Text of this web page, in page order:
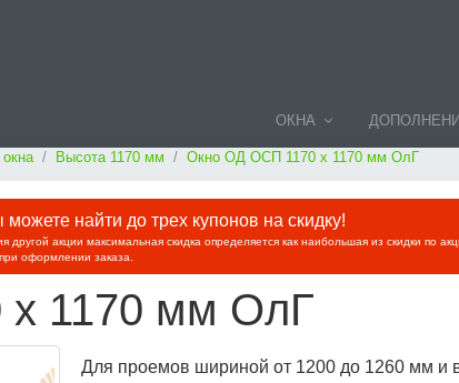
ОКНА
Высота 1170 мм Окно ОД ОСП 1170 х 1170 мм ОлГ
найти до трех купонов на скидку!
другой акции максимальная скидка определяется как наибольшая из скидки по
оформлении заказа.
1170 мм ОлГ
Для проемов шириной от 1200 до 1260 мм и